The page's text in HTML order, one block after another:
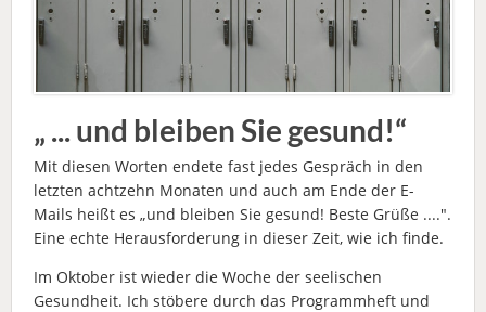
„ ... und bleiben Sie gesund!“
Mit diesen Worten endete fast jedes Gespräch in den
letzten achtzehn Monaten und auch am Ende der E-
Mails heißt es „und bleiben Sie gesund! Beste Grüße ....".
Eine echte Herausforderung in dieser Zeit, wie ich finde.
Im Oktober ist wieder die Woche der seelischen
Gesundheit. Ich stöbere durch das Programmheft und